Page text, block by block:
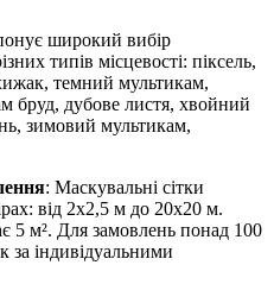
широкий вибір
типів місцевості: піксель,
темний мультикам,
бруд, дубове листя, хвойний
зимовий мультикам,
: Маскувальні сітки
від 2х2,5 м до 20х20 м.
5 м². Для замовлень понад 100
за індивідуальними